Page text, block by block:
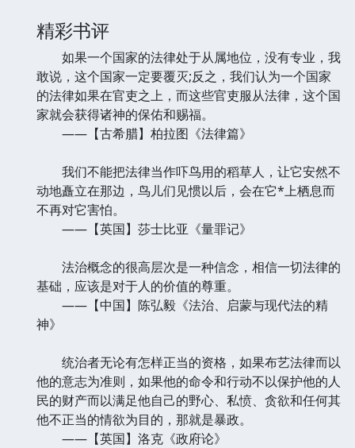
精彩书评
如果一个国家的法律处于从属地位，没有专业，我
敢说，这个国家一定要覆灭;反之，我们认为一个国家
的法律如果在官吏之上，而这些官吏服从法律，这个国
家就会获得诸神的保佑和赐福。
——【古希腊】柏拉图《法律篇》
我们不能把法律当作吓鸟用的稻草人，让它安然不
动地矗立在那边，鸟儿们见惯以后，会在它*上栖息而
不再对它害怕。
——【英国】莎士比亚《量罪记》
法治概念的很高层次是一种信念，相信一切法律的
基础，应该是对于人的价值的尊重。
——【中国】陈弘毅《法治、启蒙与现代法的精
神》
统治者无论有怎样正当的资格，如果布艺法律而以
他的意志为准则，如果他的命令和行动不以保护他的人
民的财产而以满足他自己的野心、私愤、贪欲和任何其
他不正当的情欲为目的，那就是暴政。
——【英国】洛克《政府论》